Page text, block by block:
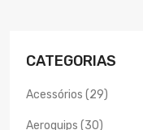
CATEGORIAS
Acessórios (29)
Aeroquips (30)